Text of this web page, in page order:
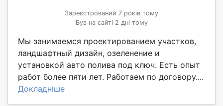
Зареєстрований 7 років тому
Був на сайті 2 дні тому
Мы занимаемся проектированием участков,
ландшафтный дизайн, озеленение и
установкой авто полива под ключ. Есть опыт
работ более пяти лет. Работаем по договору....
Докладніше